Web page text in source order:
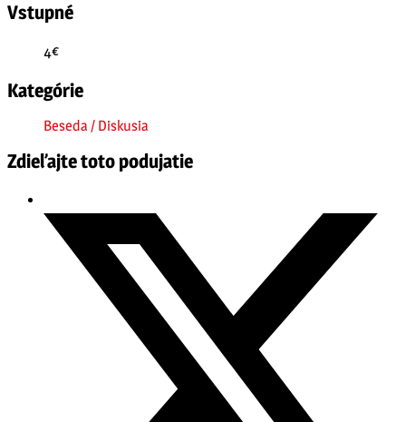
Vstupné
4€
Kategórie
Beseda / Diskusia
Zdieľajte toto podujatie